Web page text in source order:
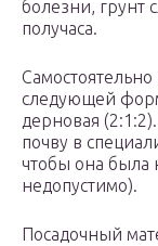
болезни, грунт
получаса.
следующей
дерновая
почву в
чтобы она была
недопустимо).
Посадочный